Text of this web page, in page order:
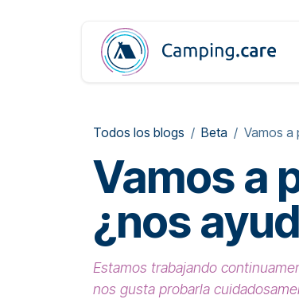
Todos los blogs Beta Vamos a
Vamos a
¿nos
Estamos trabajando
nos gusta probarla